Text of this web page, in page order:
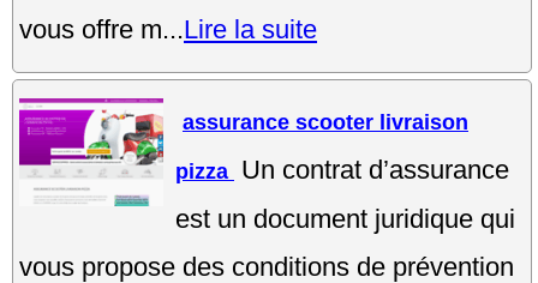
vous offre m...Lire la suite
assurance scooter livraison
pizza Un contrat d’assurance
est un document juridique qui
vous propose des conditions de prévention